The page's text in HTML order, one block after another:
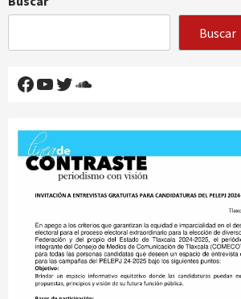
Buscar
Facebook
YouTube
Twitter
SoundCloud